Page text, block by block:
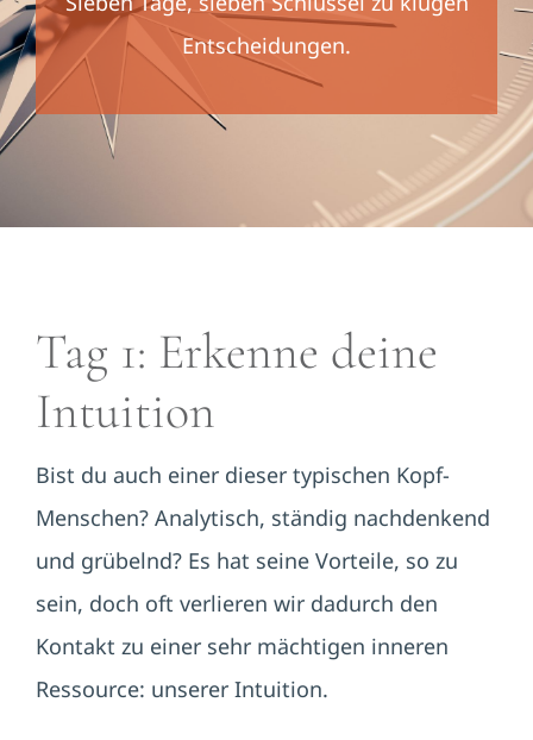
Entscheidungen.
Tag 1: Erkenne deine
Intuition
Bist du auch einer dieser typischen Kopf-
Menschen? Analytisch, ständig nachdenkend
und grübelnd? Es hat seine Vorteile, so zu
sein, doch oft verlieren wir dadurch den
Kontakt zu einer sehr mächtigen inneren
Ressource: unserer Intuition.